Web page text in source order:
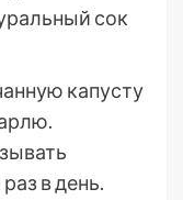
сок
капусту
в день.